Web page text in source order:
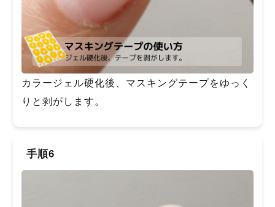
カラージェル硬化後、マスキングテープをゆっく
りと剥がします。
手順6